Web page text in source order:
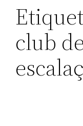
club